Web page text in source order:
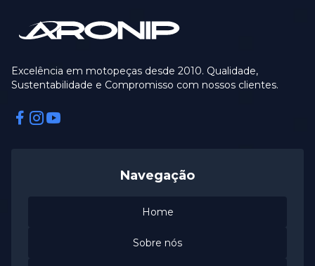
Excelência em motopeças desde 2010. Qualidade,
Sustentabilidade e Compromisso com nossos clientes.
Facebook
Instagram
Navegação
Home
Sobre nós